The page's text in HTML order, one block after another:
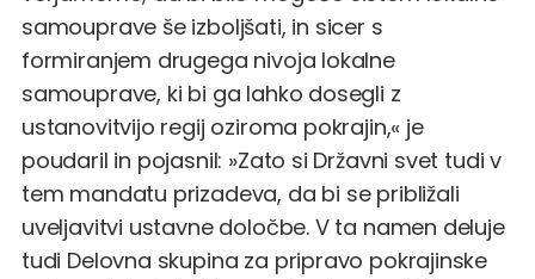
samouprave še izboljšati, in sicer s
formiranjem drugega nivoja lokalne
samouprave, ki bi ga lahko dosegli z
ustanovitvijo regij oziroma pokrajin,« je
poudaril in pojasnil: »Zato si Državni svet tudi v
tem mandatu prizadeva, da bi se približali
uveljavitvi ustavne določbe. V ta namen deluje
tudi Delovna skupina za pripravo pokrajinske